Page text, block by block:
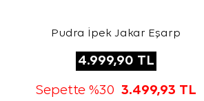
Pudra İpek Jakar Eşarp
4.999,90 TL
Sepette %30 3.499,93 TL